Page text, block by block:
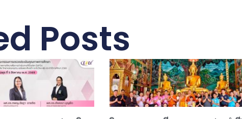
Posts